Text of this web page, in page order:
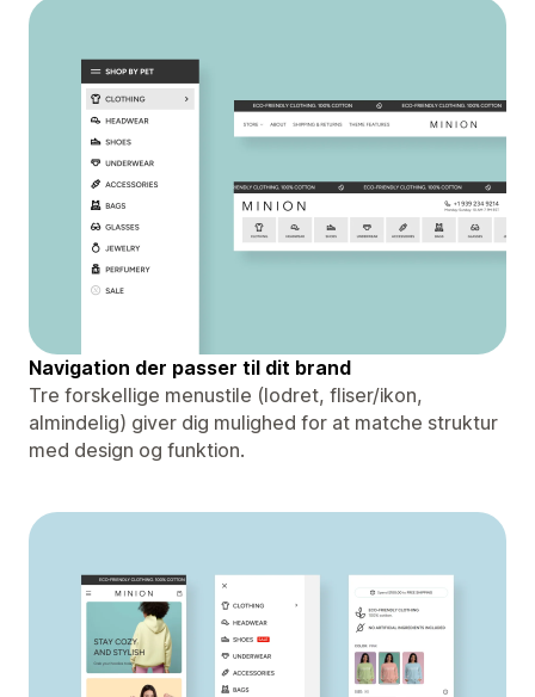
Navigation der passer til dit brand
Tre forskellige menustile (lodret, fliser/ikon,
almindelig) giver dig mulighed for at matche struktur
med design og funktion.